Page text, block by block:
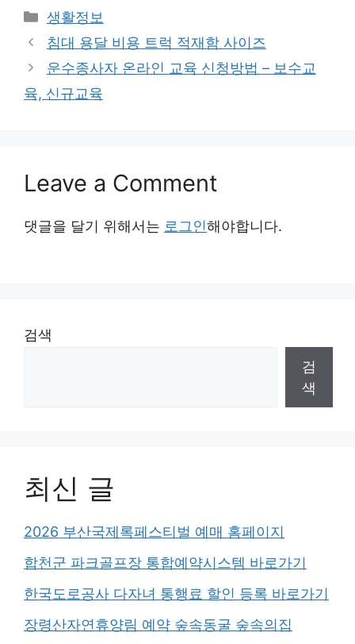
Categories
생활정보
침대 용달 비용 트럭 적재함 사이즈
운수종사자 온라인 교육 신청방법 – 보수교
육, 신규교육
Leave a Comment
댓글을 달기 위해서는 로그인해야합니다.
검색
검
색
최신 글
2026 부산국제록페스티벌 예매 홈페이지
합천군 파크골프장 통합예약시스템 바로가기
한국도로공사 다자녀 통행료 할인 등록 바로가기
장령산자연휴양림 예약 숲속동굴 숲속의집